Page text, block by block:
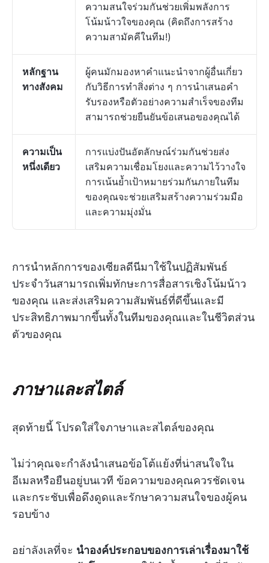
ความสนใจร่วมกันช่วยเพิ่มพลังการ
โน้มน้าวใจของคุณ (คิดถึงการสร้าง
ความสามัคคีในทีม!)
หลักฐาน
ทางสังคม
ผู้คนมักมองหาคำแนะนำจากผู้อื่นเกี่ยว
กับวิธีการทำสิ่งต่าง ๆ การนำเสนอคำ
รับรองหรือตัวอย่างความสำเร็จของทีม
สามารถช่วยยืนยันข้อเสนอของคุณได้
ความเป็น
หนึ่งเดียว
การแบ่งปันอัตลักษณ์ร่วมกันช่วยส่ง
เสริมความเชื่อมโยงและความไว้วางใจ
การเน้นย้ำเป้าหมายร่วมกันภายในทีม
ของคุณจะช่วยเสริมสร้างความร่วมมือ
และความมุ่งมั่น
การนำหลักการของเซียลดีนีมาใช้ในปฏิสัมพันธ์
ประจำวันสามารถเพิ่มทักษะการสื่อสารเชิงโน้มน้าว
ของคุณ และส่งเสริมความสัมพันธ์ที่ดีขึ้นและมี
ประสิทธิภาพมากขึ้นทั้งในทีมของคุณและในชีวิตส่วน
ตัวของคุณ
ภาษาและสไตล์
สุดท้ายนี้ โปรดใส่ใจภาษาและสไตล์ของคุณ
ไม่ว่าคุณจะกำลังนำเสนอข้อโต้แย้งที่น่าสนใจใน
อีเมลหรือยืนอยู่บนเวที ข้อความของคุณควรชัดเจน
และกระชับเพื่อดึงดูดและรักษาความสนใจของผู้คน
รอบข้าง
อย่าลังเลที่จะ นำองค์ประกอบของการเล่าเรื่องมาใช้